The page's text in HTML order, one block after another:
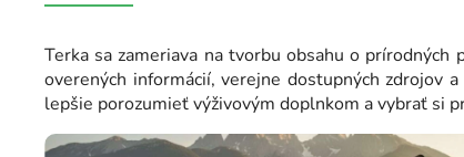
Terka sa zameriava na tvorbu obsahu o
overených informácií, verejne dostupných zdrojov
lepšie porozumieť výživovým doplnkom a vybrať si